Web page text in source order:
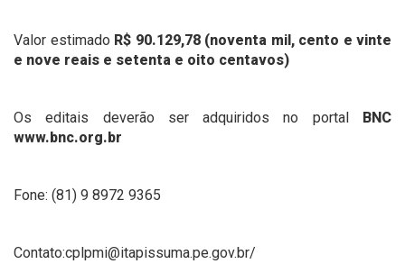
Valor estimado R$ 90.129,78 (noventa mil, cento e vinte
e nove reais e setenta e oito centavos)
Os editais deverão ser adquiridos no portal BNC
www.bnc.org.br
Fone: (81) 9 8972 9365
Contato:cplpmi@itapissuma.pe.gov.br/